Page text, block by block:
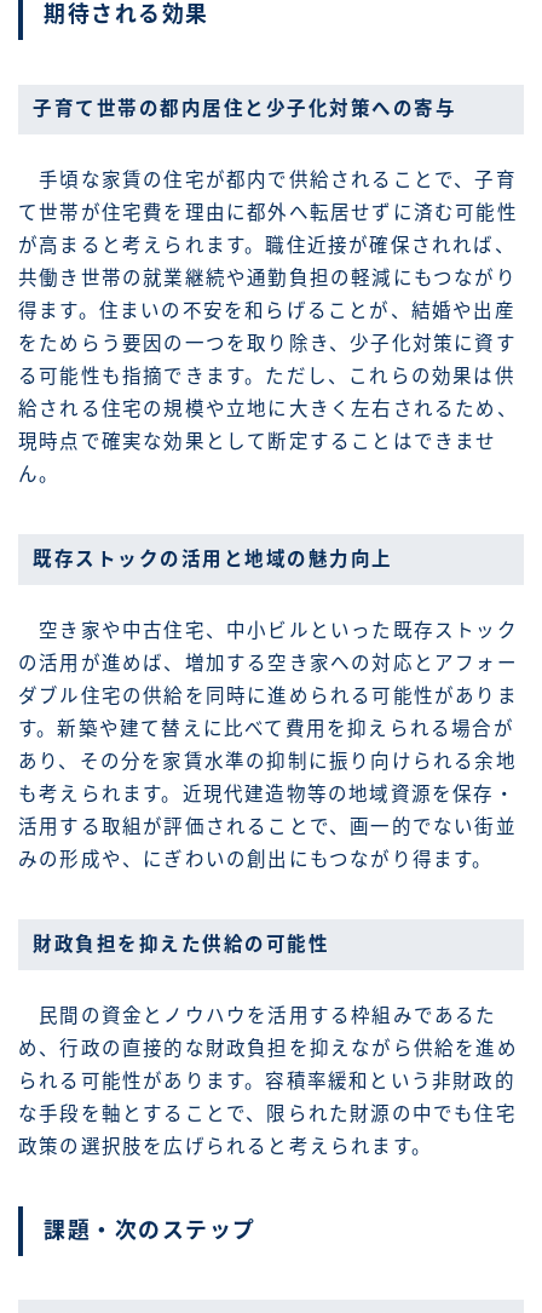
期待される効果
子育て世帯の都内居住と少子化対策への寄与
手頃な家賃の住宅が都内で供給されることで、子育
て世帯が住宅費を理由に都外へ転居せずに済む可能性
が高まると考えられます。職住近接が確保されれば、
共働き世帯の就業継続や通勤負担の軽減にもつながり
得ます。住まいの不安を和らげることが、結婚や出産
をためらう要因の一つを取り除き、少子化対策に資す
る可能性も指摘できます。ただし、これらの効果は供
給される住宅の規模や立地に大きく左右されるため、
現時点で確実な効果として断定することはできませ
ん。
既存ストックの活用と地域の魅力向上
空き家や中古住宅、中小ビルといった既存ストック
の活用が進めば、増加する空き家への対応とアフォー
ダブル住宅の供給を同時に進められる可能性がありま
す。新築や建て替えに比べて費用を抑えられる場合が
あり、その分を家賃水準の抑制に振り向けられる余地
も考えられます。近現代建造物等の地域資源を保存・
活用する取組が評価されることで、画一的でない街並
みの形成や、にぎわいの創出にもつながり得ます。
財政負担を抑えた供給の可能性
民間の資金とノウハウを活用する枠組みであるた
め、行政の直接的な財政負担を抑えながら供給を進め
られる可能性があります。容積率緩和という非財政的
な手段を軸とすることで、限られた財源の中でも住宅
政策の選択肢を広げられると考えられます。
課題・次のステップ